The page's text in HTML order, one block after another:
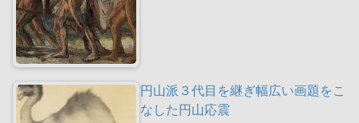
円山派３代目を継ぎ幅広い画題をこ
なした円山応震